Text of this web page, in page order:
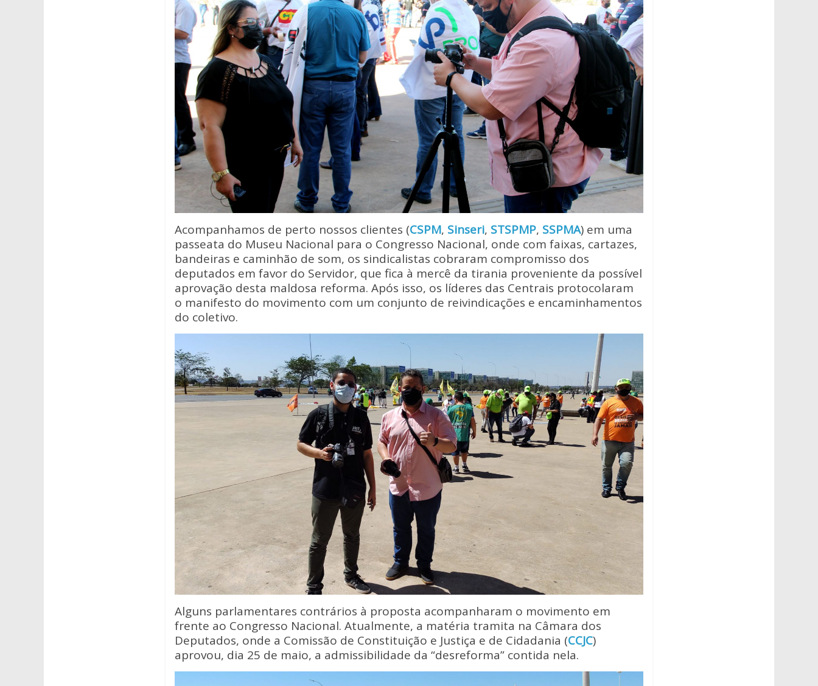
Acompanhamos de perto nossos clientes (CSPM, Sinseri, STSPMP, SSPMA) em uma
passeata do Museu Nacional para o Congresso Nacional, onde com faixas, cartazes,
bandeiras e caminhão de som, os sindicalistas cobraram compromisso dos
deputados em favor do Servidor, que fica à mercê da tirania proveniente da possível
aprovação desta maldosa reforma. Após isso, os líderes das Centrais protocolaram
o manifesto do movimento com um conjunto de reivindicações e encaminhamentos
do coletivo.
Alguns parlamentares contrários à proposta acompanharam o movimento em
frente ao Congresso Nacional. Atualmente, a matéria tramita na Câmara dos
Deputados, onde a Comissão de Constituição e Justiça e de Cidadania (CCJC)
aprovou, dia 25 de maio, a admissibilidade da “desreforma” contida nela.